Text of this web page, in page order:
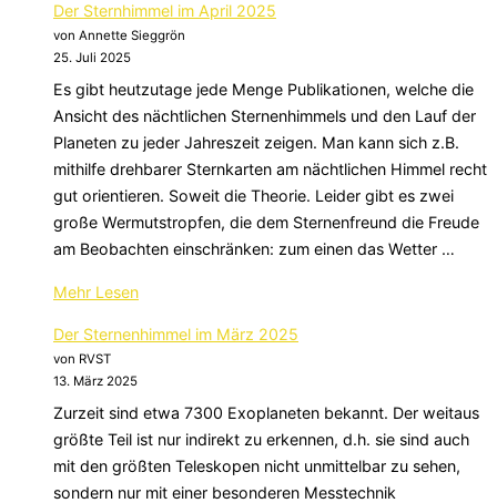
Sternhimmel
2025“
Der Sternhimmel im April 2025
von Annette Sieggrön
25. Juli 2025
Es gibt heutzutage jede Menge Publikationen, welche die
Ansicht des nächtlichen Sternenhimmels und den Lauf der
Planeten zu jeder Jahreszeit zeigen. Man kann sich z.B.
mithilfe drehbarer Sternkarten am nächtlichen Himmel recht
gut orientieren. Soweit die Theorie. Leider gibt es zwei
große Wermutstropfen, die dem Sternenfreund die Freude
am Beobachten einschränken: zum einen das Wetter …
Mehr über
Sternhimmel
im
2025“
Lesen
Der Sternenhimmel im März 2025
von RVST
13. März 2025
Zurzeit sind etwa 7300 Exoplaneten bekannt. Der weitaus
größte Teil ist nur indirekt zu erkennen, d.h. sie sind auch
mit den größten Teleskopen nicht unmittelbar zu sehen,
sondern nur mit einer besonderen Messtechnik